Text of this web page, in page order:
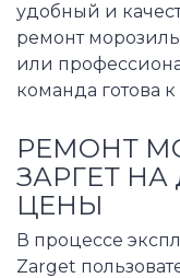
удобный и
ремонт
или
команда готова к
РЕМОНТ
ЗАРГЕТ
ЦЕНЫ
В процессе
Zarget